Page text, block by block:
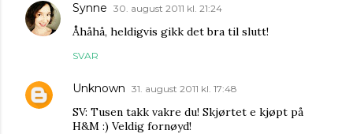
Synne 30. august 2011 kl. 21:24
Åhåhå, heldigvis gikk det bra til slutt!
SVAR
Unknown 31. august 2011 kl. 17:48
SV: Tusen takk vakre du! Skjørtet e kjøpt på
H&M :) Veldig fornøyd!